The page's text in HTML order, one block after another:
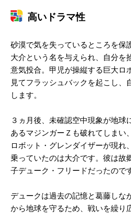
高いドラマ性
砂漠で気を失っているところを保
大介という名を与えられ、自分を
意気投合。甲児が操縦する巨大ロ
見てフラッシュバックを起こし、
します。
３ヵ月後、未確認空中現象が地球
あるマジンガーＺも破れてしまい
ロボット・グレンダイザーが現れ
乗っていたのは大介です。彼は故
子デューク・フリードだったのです
デュークは過去の記憶と葛藤しな
から地球を守るため、戦いを繰り